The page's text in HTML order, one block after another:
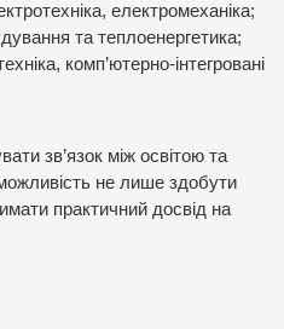
електромеханіка;
та теплоенергетика;
комп’ютерно-інтегровані
зв’язок між освітою та
не лише здобути
практичний досвід на